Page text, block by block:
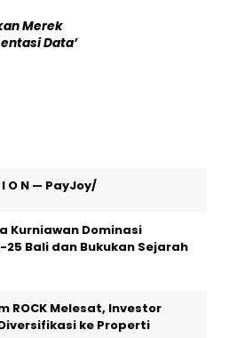
Merek
Data’
I O N — PayJoy/
Kurniawan Dominasi
25 Bali dan Bukukan Sejarah
ROCK Melesat, Investor
ke Properti